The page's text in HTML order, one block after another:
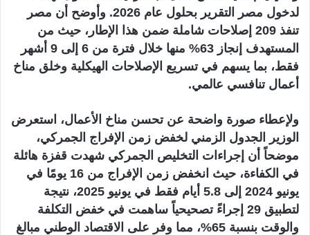
لدخول مصر التقرير بحلول عام 2026. وأوضح أن مصر
تنفذ 209 إصلاحات شاملة ضمن هذا الإطار، حيث من
المستهدف إنجاز 63% منها خلال فترة من 6 إلى 9 أشهر
فقط، بما يسهم في تسريع الإصلاحات الهيكلية وخلق مناخ
أعمال تنافسي عالمي.
ولإعطاء صورة واضحة عن تحسن مناخ الأعمال، استعرض
الوزير الجدول الزمني لخفض زمن الإفراج الجمركي،
موضحاً أن إجراءات التخليص الجمركي شهدت قفزة هائلة
في الكفاءة، حيث انخفض زمن الإفراج من 16 يومًا في
يونيو 2024 إلى 5.8 أيام فقط في يونيو 2025، نتيجة
لتطبيق 29 إجراءً تصحيحياً ساهمت في خفض التكلفة
والوقت بنسبة 65%، مما وفر على الاقتصاد الوطني مبالغ